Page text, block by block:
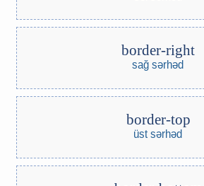
border-right
sağ sərhəd
border-top
üst sərhəd